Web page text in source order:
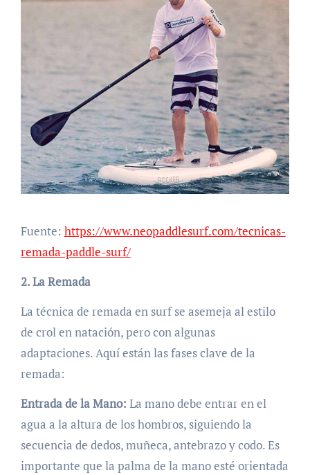
Fuente: https://www.neopaddlesurf.com/tecnicas-
remada-paddle-surf/
2. La Remada
La técnica de remada en surf se asemeja al estilo
de crol en natación, pero con algunas
adaptaciones. Aquí están las fases clave de la
remada:
Entrada de la Mano: La mano debe entrar en el
agua a la altura de los hombros, siguiendo la
secuencia de dedos, muñeca, antebrazo y codo. Es
importante que la palma de la mano esté orientada